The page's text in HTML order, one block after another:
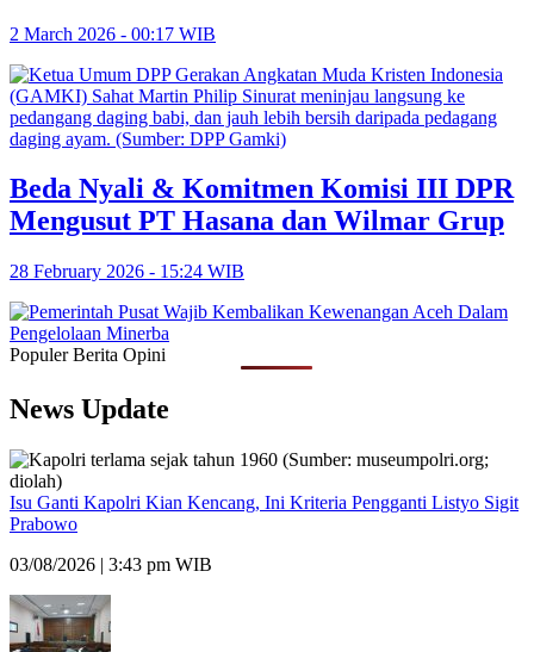
2 March 2026 - 00:17 WIB
Beda Nyali & Komitmen Komisi III DPR
Mengusut PT Hasana dan Wilmar Grup
28 February 2026 - 15:24 WIB
Populer Berita Opini
News Update
Isu Ganti Kapolri Kian Kencang, Ini Kriteria Pengganti Listyo Sigit
Prabowo
03/08/2026 | 3:43 pm WIB